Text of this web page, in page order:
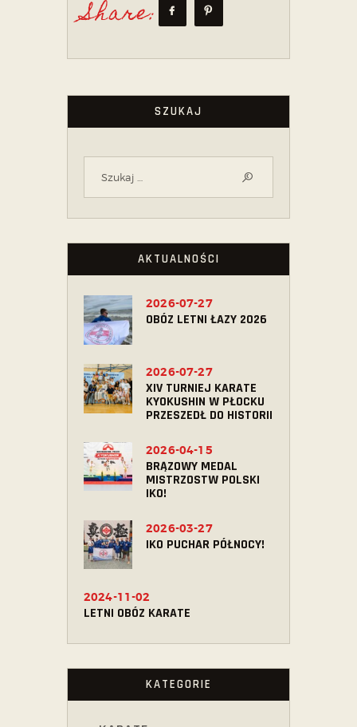
Share:
SZUKAJ
AKTUALNOŚCI
OBÓZ LETNI ŁAZY 2026
2026-07-27
XIV TURNIEJ KARATE
KYOKUSHIN W PŁOCKU
PRZESZEDŁ DO HISTORII
2026-07-27
BRĄZOWY MEDAL
MISTRZOSTW POLSKI
IKO!
2026-04-15
IKO PUCHAR PÓŁNOCY!
2026-03-27
LETNI OBÓZ KARATE
2024-11-02
KATEGORIE